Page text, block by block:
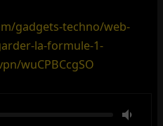
gadgets-techno/web-
la-formule-1-
wuCPBCcgSO